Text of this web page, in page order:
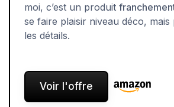
moi, c’est un produit
se faire plaisir niveau déco,
les détails.
Voir l'offre